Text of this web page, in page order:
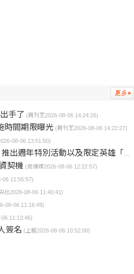
手了 (周刊王2026-08-06 14:24:26)
時間期限曝光 (周刊王2026-08-06 14:22:27)
08-06 13:51:50)
特別活動以及限定英雄「上官靖兒」
契機 (商傳媒2026-08-06 12:22:57)
06 11:55:57)
社2026-08-06 11:40:41)
08-06 11:16:49)
11:13:46)
簽名 (上報2026-08-06 10:52:00)